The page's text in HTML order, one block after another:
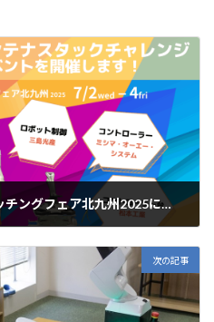
【続報！】ロボット産業マッチングフェア北九州2025に出展します。(7/2（水）～4（金） in 西日本総合展示場)
次の記事